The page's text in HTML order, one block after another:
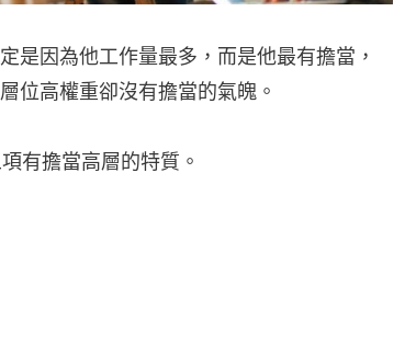
是因為他工作量最多，而是他最有擔當，
位高權重卻沒有擔當的氣魄。
有擔當高層的特質。